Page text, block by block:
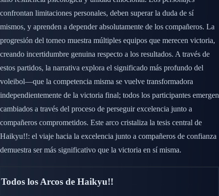
confrontan limitaciones personales, deben superar la duda de sí
mismos, y aprenden a depender absolutamente de los compañeros. La
progresión del torneo muestra múltiples equipos que merecen victoria,
creando incertidumbre genuina respecto a los resultados. A través de
estos partidos, la narrativa explora el significado más profundo del
voleibol—que la competencia misma se vuelve transformadora
independientemente de la victoria final; todos los participantes emergen
cambiados a través del proceso de perseguir excelencia junto a
compañeros comprometidos. Este arco cristaliza la tesis central de
Haikyu!!: el viaje hacia la excelencia junto a compañeros de confianza
demuestra ser más significativo que la victoria en sí misma.
Todos los Arcos de Haikyu!!